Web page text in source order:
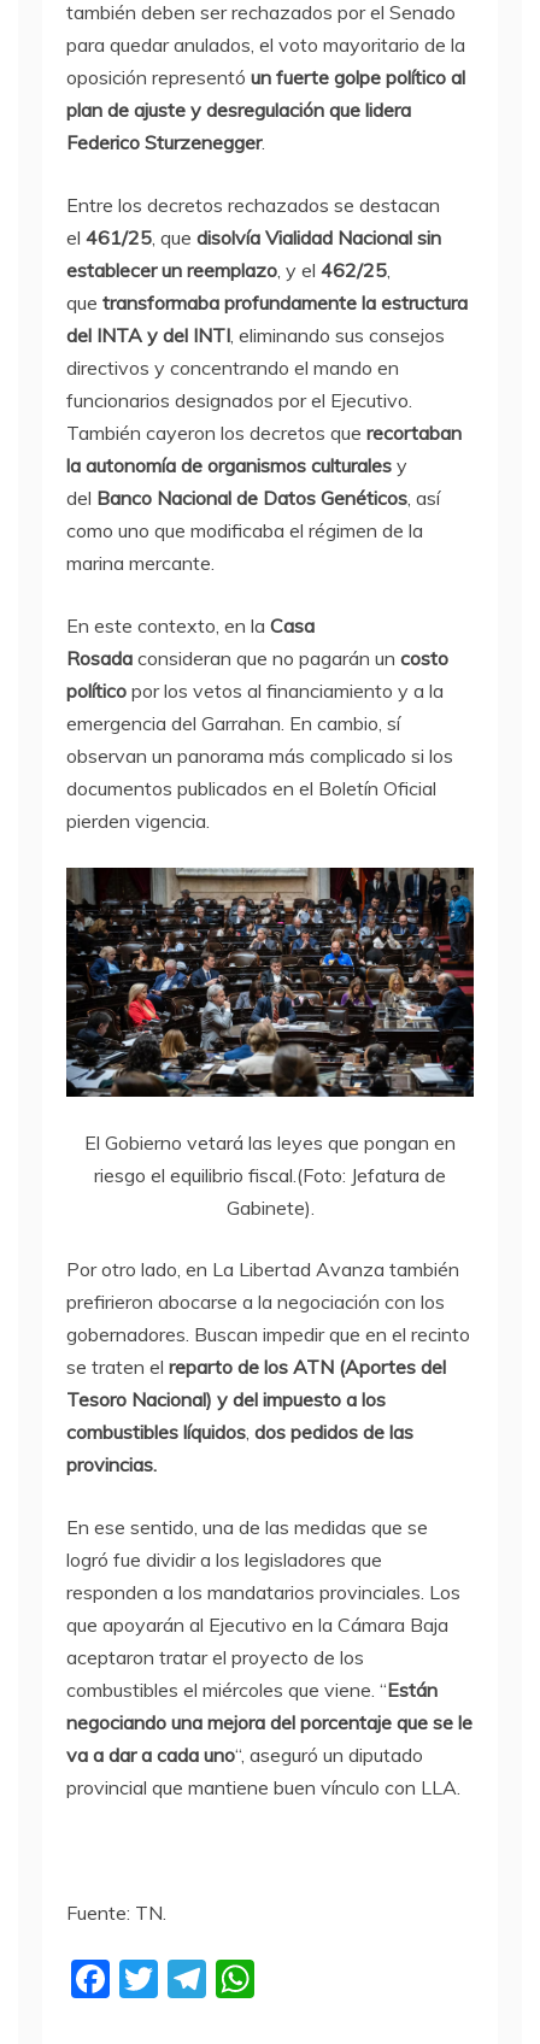
también deben ser rechazados por el Senado
para quedar anulados, el voto mayoritario de la
oposición representó un fuerte golpe político al
plan de ajuste y desregulación que lidera
Federico Sturzenegger.
Entre los decretos rechazados se destacan
el 461/25, que disolvía Vialidad Nacional sin
establecer un reemplazo, y el 462/25,
que transformaba profundamente la estructura
del INTA y del INTI, eliminando sus consejos
directivos y concentrando el mando en
funcionarios designados por el Ejecutivo.
También cayeron los decretos que recortaban
la autonomía de organismos culturales y
del Banco Nacional de Datos Genéticos, así
como uno que modificaba el régimen de la
marina mercante.
En este contexto, en la Casa
Rosada consideran que no pagarán un costo
político por los vetos al financiamiento y a la
emergencia del Garrahan. En cambio, sí
observan un panorama más complicado si los
documentos publicados en el Boletín Oficial
pierden vigencia.
El Gobierno vetará las leyes que pongan en
riesgo el equilibrio fiscal.(Foto: Jefatura de
Gabinete).
Por otro lado, en La Libertad Avanza también
prefirieron abocarse a la negociación con los
gobernadores. Buscan impedir que en el recinto
se traten el reparto de los ATN (Aportes del
Tesoro Nacional) y del impuesto a los
combustibles líquidos, dos pedidos de las
provincias.
En ese sentido, una de las medidas que se
logró fue dividir a los legisladores que
responden a los mandatarios provinciales. Los
que apoyarán al Ejecutivo en la Cámara Baja
aceptaron tratar el proyecto de los
combustibles el miércoles que viene. “Están
negociando una mejora del porcentaje que se le
va a dar a cada uno“, aseguró un diputado
provincial que mantiene buen vínculo con LLA.
Fuente: TN.
F
T
T